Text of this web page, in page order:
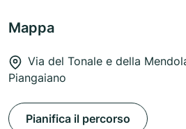
Mappa
Via del Tonale e della
Piangaiano
Pianifica il percorso